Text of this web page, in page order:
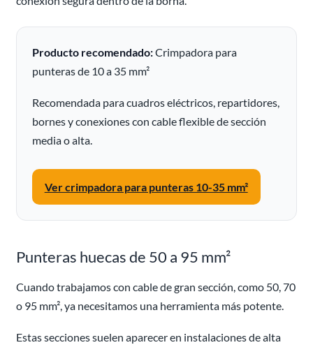
Producto recomendado:Crimpadora para
punteras de 10 a 35 mm²
Recomendada para cuadros eléctricos, repartidores,
bornes y conexiones con cable flexible de sección
media o alta.
Ver crimpadora para punteras 10-35 mm²
Punteras huecas de 50 a 95 mm²
Cuando trabajamos con cable de gran sección, como 50, 70
o 95 mm², ya necesitamos una herramienta más potente.
Estas secciones suelen aparecer en instalaciones de alta